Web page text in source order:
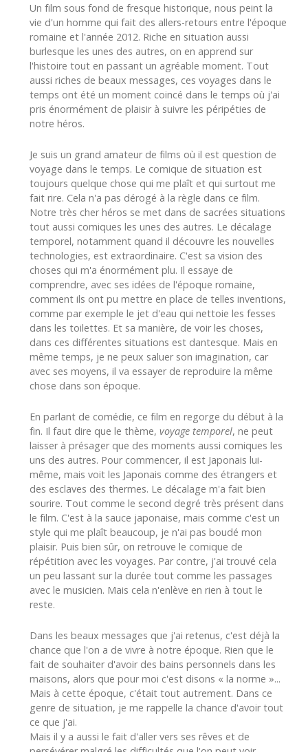
Un film sous fond de fresque historique, nous peint la
vie d'un homme qui fait des allers-retours entre l'époque
romaine et l'année 2012. Riche en situation aussi
burlesque les unes des autres, on en apprend sur
l'histoire tout en passant un agréable moment. Tout
aussi riches de beaux messages, ces voyages dans le
temps ont été un moment coincé dans le temps où j'ai
pris énormément de plaisir à suivre les péripéties de
notre héros.
Je suis un grand amateur de films où il est question de
voyage dans le temps. Le comique de situation est
toujours quelque chose qui me plaît et qui surtout me
fait rire. Cela n'a pas dérogé à la règle dans ce film.
Notre très cher héros se met dans de sacrées situations
tout aussi comiques les unes des autres. Le décalage
temporel, notamment quand il découvre les nouvelles
technologies, est extraordinaire. C'est sa vision des
choses qui m'a énormément plu. Il essaye de
comprendre, avec ses idées de l'époque romaine,
comment ils ont pu mettre en place de telles inventions,
comme par exemple le jet d'eau qui nettoie les fesses
dans les toilettes. Et sa manière, de voir les choses,
dans ces différentes situations est dantesque. Mais en
même temps, je ne peux saluer son imagination, car
avec ses moyens, il va essayer de reproduire la même
chose dans son époque.
En parlant de comédie, ce film en regorge du début à la
fin. Il faut dire que le thème, voyage temporel, ne peut
laisser à présager que des moments aussi comiques les
uns des autres. Pour commencer, il est Japonais lui-
même, mais voit les Japonais comme des étrangers et
des esclaves des thermes. Le décalage m'a fait bien
sourire. Tout comme le second degré très présent dans
le film. C'est à la sauce japonaise, mais comme c'est un
style qui me plaît beaucoup, je n'ai pas boudé mon
plaisir. Puis bien sûr, on retrouve le comique de
répétition avec les voyages. Par contre, j'ai trouvé cela
un peu lassant sur la durée tout comme les passages
avec le musicien. Mais cela n'enlève en rien à tout le
reste.
Dans les beaux messages que j'ai retenus, c'est déjà la
chance que l'on a de vivre à notre époque. Rien que le
fait de souhaiter d'avoir des bains personnels dans les
maisons, alors que pour moi c'est disons « la norme »...
Mais à cette époque, c'était tout autrement. Dans ce
genre de situation, je me rappelle la chance d'avoir tout
ce que j'ai.
Mais il y a aussi le fait d'aller vers ses rêves et de